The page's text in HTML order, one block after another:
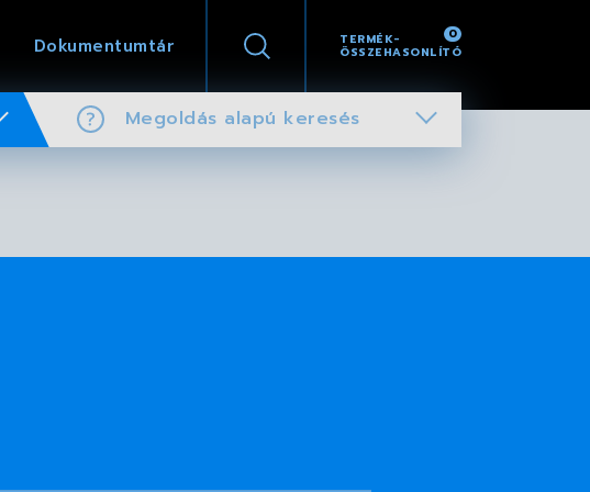
TERMÉK-
ÖSSZEHASONLÍTÓ
0
Dokumentumtár
Megoldás alapú keresés